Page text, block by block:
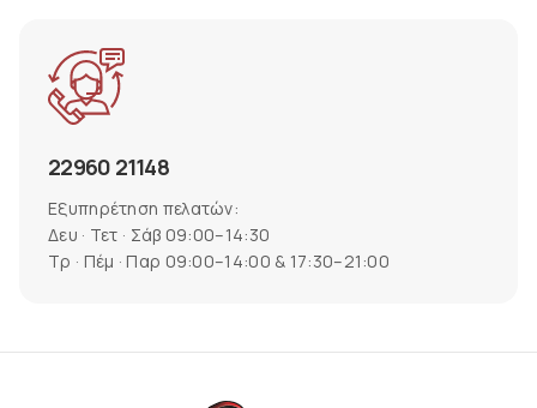
22960 21148
Εξυπηρέτηση πελατών:
Δευ · Τετ · Σάβ 09:00–14:30
Τρ · Πέμ · Παρ 09:00–14:00 & 17:30–21:00